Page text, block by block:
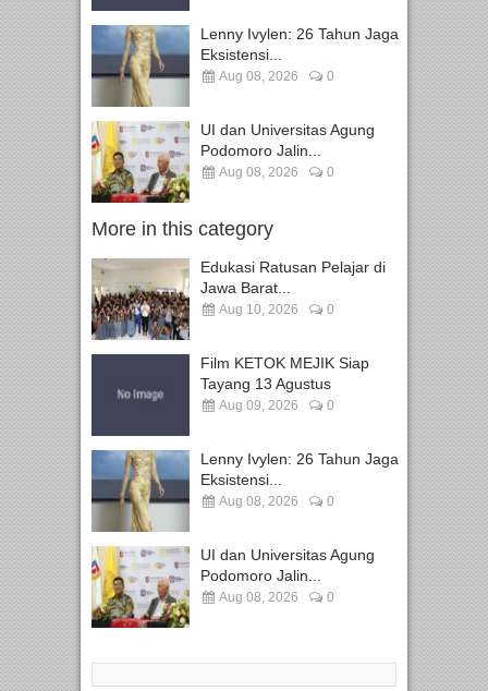
Lenny Ivylen: 26 Tahun Jaga
Eksistensi...
Aug 08, 2026 0
UI dan Universitas Agung
Podomoro Jalin...
Aug 08, 2026 0
More in this category
Edukasi Ratusan Pelajar di
Jawa Barat...
Aug 10, 2026 0
Film KETOK MEJIK Siap
Tayang 13 Agustus
Aug 09, 2026 0
Lenny Ivylen: 26 Tahun Jaga
Eksistensi...
Aug 08, 2026 0
UI dan Universitas Agung
Podomoro Jalin...
Aug 08, 2026 0